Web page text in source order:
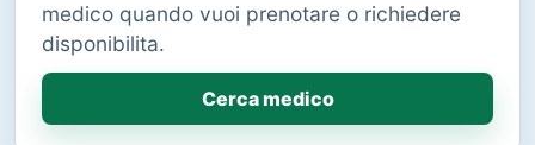
medico quando vuoi prenotare o richiedere
disponibilita.
Cerca medico